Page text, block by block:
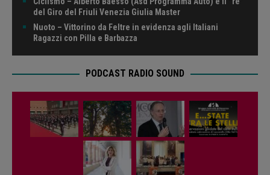
del Giro del Friuli Venezia Giulia Master
Nuoto – Vittorino da Feltre in evidenza agli Italiani
Ragazzi con Pilla e Barbazza
PODCAST RADIO SOUND